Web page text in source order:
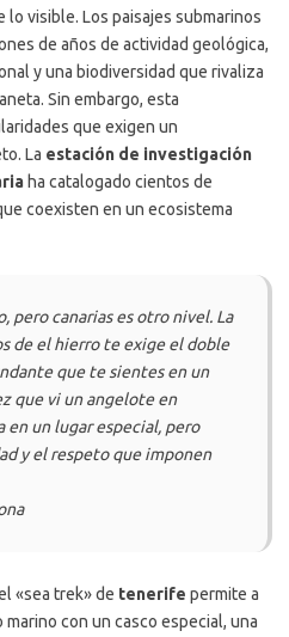
lo visible. Los paisajes submarinos
de años de actividad geológica,
y una biodiversidad que rivaliza
Sin embargo, esta
que exigen un
La estación de investigación
ha catalogado cientos de
coexisten en un ecosistema
pero canarias es otro nivel. La
de el hierro te exige el doble
que te sientes en un
que vi un angelote en
en un lugar especial, pero
y el respeto que imponen
«sea trek» de tenerife permite a
con un casco especial, una